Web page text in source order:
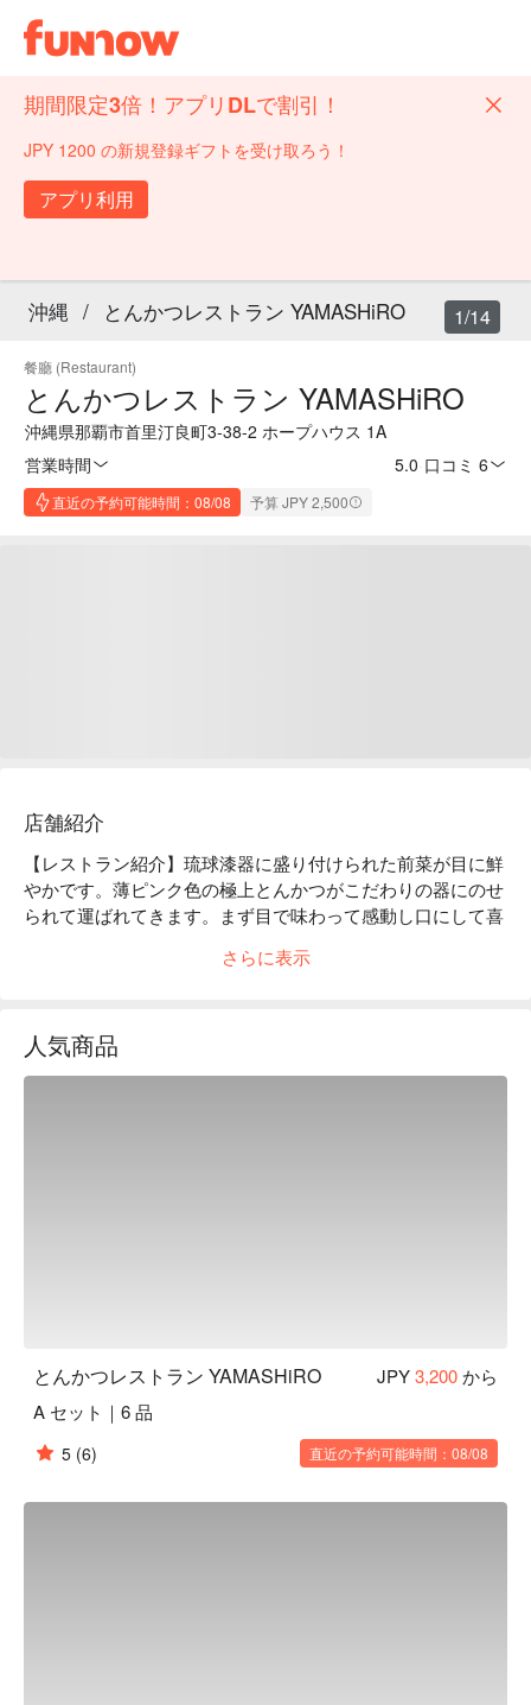
期間限定3倍！アプリDLで割引！
JPY 1200 の新規登録ギフトを受け取ろう！
アプリ利用
沖縄 / とんかつレストラン YAMASHiRO
餐廳 (Restaurant)
とんかつレストラン YAMASHiRO
沖縄県那覇市首里汀良町3-38-2 ホープハウス 1A
営業時間
5.0 口コミ 6
直近の予約可能時間：08/08 予算 JPY 2,500
1/14
店舗紹介
【レストラン紹介】琉球漆器に盛り付けられた前菜が目に鮮
やかです。薄ピンク色の極上とんかつがこだわりの器にのせ
られて運ばれてきます。まず目で味わって感動し口にして喜
ゃぶや琉球宮廷料理も味わえます。泡盛などのお酒もバリエ
とんかつ：沖縄県産豚を低温でじっくりと揚げ、旨みを引き
出したとんかつ。さっくりとした衣と断面の薄ピンク色のお
さらに表示
人気商品
とんかつレストラン YAMASHiRO JPY3,200から
A セット｜6 品
5 (6) 直近の予約可能時間：08/08